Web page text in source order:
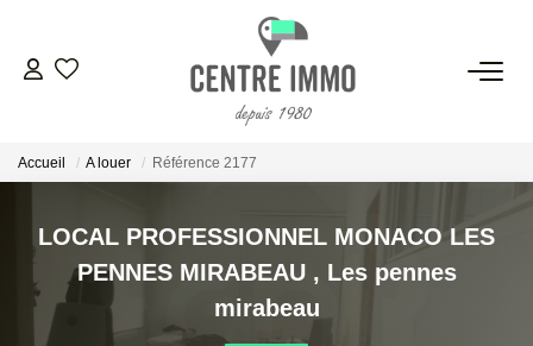
VENTES
GESTION
ESTIMATION
Accueil A louer Référence 2177
LOCAL PROFESSIONNEL MONACO LES
PENNES MIRABEAU , Les pennes
mirabeau